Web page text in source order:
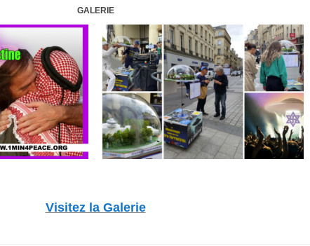
GALERIE
Visitez la Galerie